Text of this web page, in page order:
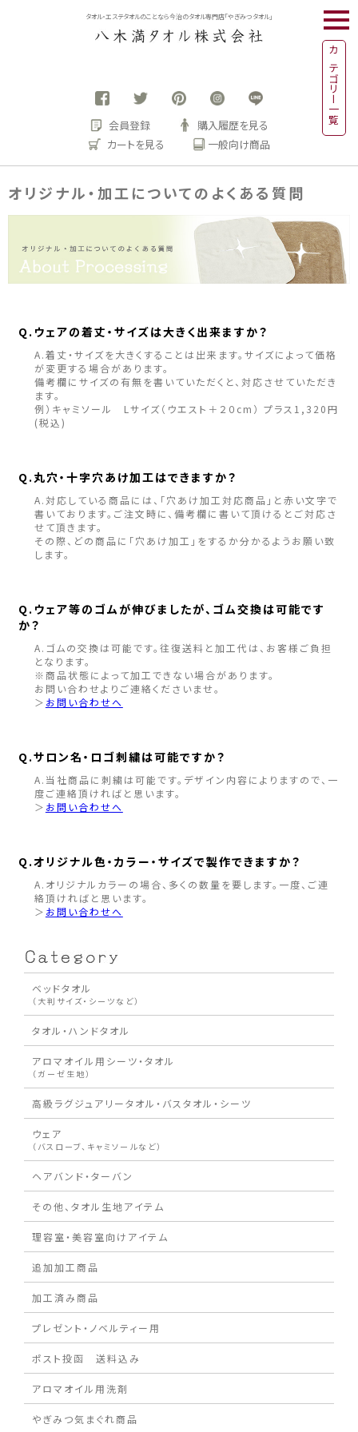
タオル・エステタオルのことなら今治のタオル専門店「やぎみつタオル」
会員登録
購入履歴を見る
カートを見る
一般向け商品
カテゴリー一覧
オリジナル・加工についてのよくある質問
Q.ウェアの着丈・サイズは大きく出来ますか？
A.着丈・サイズを大きくすることは出来ます。サイズによって価格
が変更する場合があります。
備考欄にサイズの有無を書いていただくと、対応させていただき
ます。
例）キャミソール Lサイズ（ウエスト＋２０cm） プラス1,320円
(税込)
Q.丸穴・十字穴あけ加工はできますか？
A.対応している商品には、「穴あけ加工対応商品」と赤い文字で
書いております。ご注文時に、備考欄に書いて頂けるとご対応さ
せて頂きます。
その際、どの商品に「穴あけ加工」をするか分かるようお願い致
します。
Q.ウェア等のゴムが伸びましたが、ゴム交換は可能です
か？
A.ゴムの交換は可能です。往復送料と加工代は、お客様ご負担
となります。
※商品状態によって加工できない場合があります。
お問い合わせよりご連絡くださいませ。
＞ お問い合わせへ
Q.サロン名・ロゴ刺繍は可能ですか？
A.当社商品に刺繍は可能です。デザイン内容によりますので、一
度ご連絡頂ければと思います。
＞ お問い合わせへ
Q.オリジナル色・カラー・サイズで製作できますか？
A.オリジナルカラーの場合、多くの数量を要します。一度、ご連
絡頂ければと思います。
＞ お問い合わせへ
ベッドタオル
（大判サイズ・シーツなど）
タオル・ハンドタオル
アロマオイル用シーツ・タオル
（ガーゼ生地）
高級ラグジュアリータオル・バスタオル・シーツ
ウェア
（バスローブ、キャミソールなど）
ヘアバンド・ターバン
その他、タオル生地アイテム
理容室・美容室向けアイテム
追加加工商品
加工済み商品
プレゼント・ノベルティー用
ポスト投函 送料込み
アロマオイル用洗剤
やぎみつ気まぐれ商品